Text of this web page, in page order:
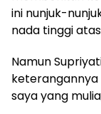
ini nunjuk-
nada tinggi
Namun
keterangannya
saya yang